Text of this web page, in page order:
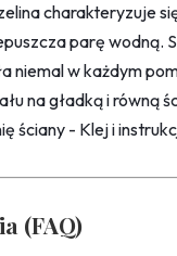
charakteryzuje
parę wodną.
niemal w każdym
na gładką i równą
ściany - Klej i
(FAQ)